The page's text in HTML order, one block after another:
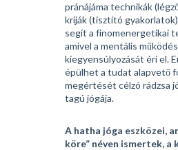
pránájáma technikák
kriják (tisztító gyakorlatok)
segít a finomenergetikai
amivel a mentális működés
kiegyensúlyozását éri el.
épülhet a tudat alapvető
megértését célzó rádzsa
tagú jógája.
A hatha jóga eszközei,
köre” néven ismertek, a